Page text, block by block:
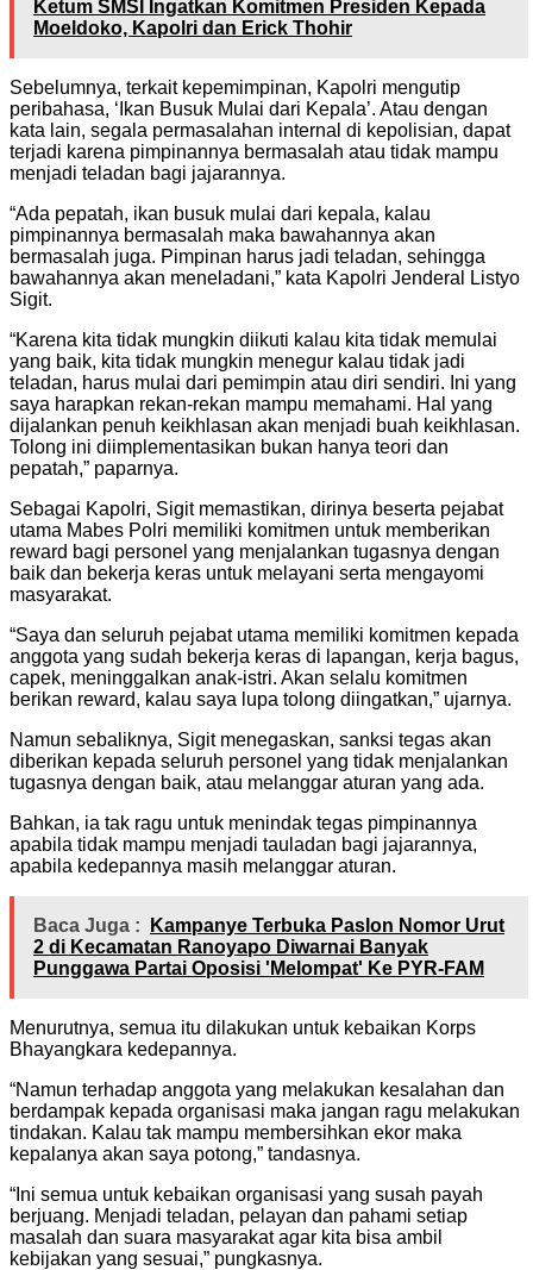
Ketum SMSI Ingatkan Komitmen Presiden Kepada
Moeldoko, Kapolri dan Erick Thohir
Sebelumnya, terkait kepemimpinan, Kapolri mengutip
peribahasa, ‘Ikan Busuk Mulai dari Kepala’. Atau dengan
kata lain, segala permasalahan internal di kepolisian, dapat
terjadi karena pimpinannya bermasalah atau tidak mampu
menjadi teladan bagi jajarannya.
“Ada pepatah, ikan busuk mulai dari kepala, kalau
pimpinannya bermasalah maka bawahannya akan
bermasalah juga. Pimpinan harus jadi teladan, sehingga
bawahannya akan meneladani,” kata Kapolri Jenderal Listyo
Sigit.
“Karena kita tidak mungkin diikuti kalau kita tidak memulai
yang baik, kita tidak mungkin menegur kalau tidak jadi
teladan, harus mulai dari pemimpin atau diri sendiri. Ini yang
saya harapkan rekan-rekan mampu memahami. Hal yang
dijalankan penuh keikhlasan akan menjadi buah keikhlasan.
Tolong ini diimplementasikan bukan hanya teori dan
pepatah,” paparnya.
Sebagai Kapolri, Sigit memastikan, dirinya beserta pejabat
utama Mabes Polri memiliki komitmen untuk memberikan
reward bagi personel yang menjalankan tugasnya dengan
baik dan bekerja keras untuk melayani serta mengayomi
masyarakat.
“Saya dan seluruh pejabat utama memiliki komitmen kepada
anggota yang sudah bekerja keras di lapangan, kerja bagus,
capek, meninggalkan anak-istri. Akan selalu komitmen
berikan reward, kalau saya lupa tolong diingatkan,” ujarnya.
Namun sebaliknya, Sigit menegaskan, sanksi tegas akan
diberikan kepada seluruh personel yang tidak menjalankan
tugasnya dengan baik, atau melanggar aturan yang ada.
Bahkan, ia tak ragu untuk menindak tegas pimpinannya
apabila tidak mampu menjadi tauladan bagi jajarannya,
apabila kedepannya masih melanggar aturan.
Baca Juga :
Kampanye Terbuka Paslon Nomor Urut
2 di Kecamatan Ranoyapo Diwarnai Banyak
Punggawa Partai Oposisi 'Melompat' Ke PYR-FAM
Menurutnya, semua itu dilakukan untuk kebaikan Korps
Bhayangkara kedepannya.
“Namun terhadap anggota yang melakukan kesalahan dan
berdampak kepada organisasi maka jangan ragu melakukan
tindakan. Kalau tak mampu membersihkan ekor maka
kepalanya akan saya potong,” tandasnya.
“Ini semua untuk kebaikan organisasi yang susah payah
berjuang. Menjadi teladan, pelayan dan pahami setiap
masalah dan suara masyarakat agar kita bisa ambil
kebijakan yang sesuai,” pungkasnya.